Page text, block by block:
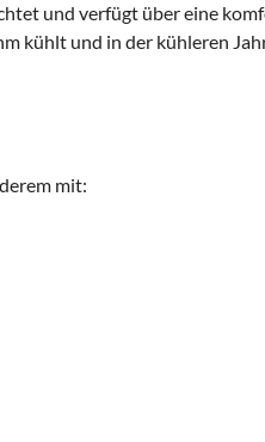
und verfügt über eine
kühlt und in der kühleren
mit: